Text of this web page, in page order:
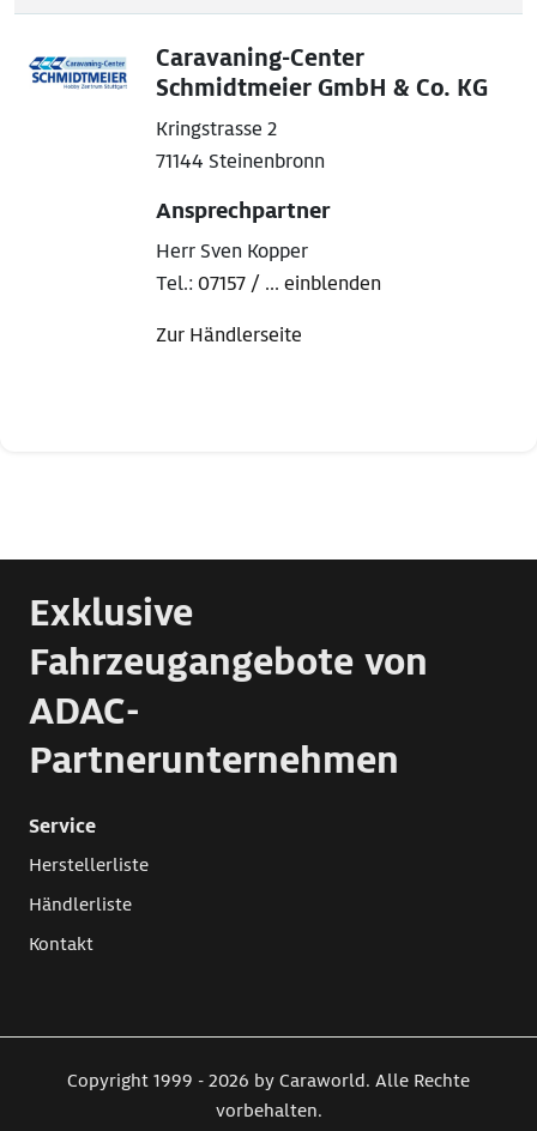
Caravaning-Center
Schmidtmeier GmbH & Co. KG
Kringstrasse 2
71144 Steinenbronn
Ansprechpartner
Herr Sven Kopper
Tel.: 07157 / ... einblenden
Zur Händlerseite
Exklusive
Fahrzeugangebote von
ADAC-
Partnerunternehmen
Service
Herstellerliste
Händlerliste
Kontakt
Copyright 1999 - 2026 by Caraworld. Alle Rechte
vorbehalten.